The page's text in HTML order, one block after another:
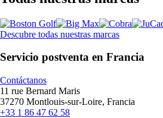
Descubre todas nuestras marcas
Servicio postventa en Francia
Contáctanos
11 rue Bernard Maris
37270 Montlouis-sur-Loire, Francia
+33 1 86 47 62 58